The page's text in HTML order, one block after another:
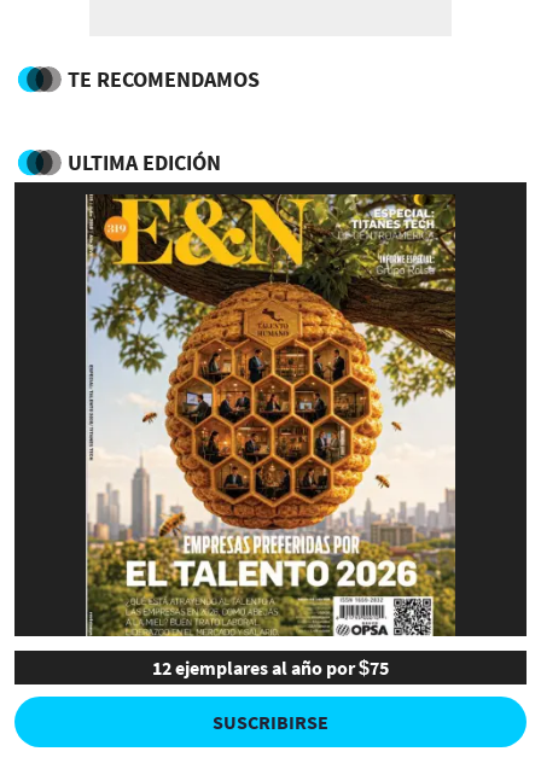
TE RECOMENDAMOS
ULTIMA EDICIÓN
12 ejemplares al año por $75
SUSCRIBIRSE